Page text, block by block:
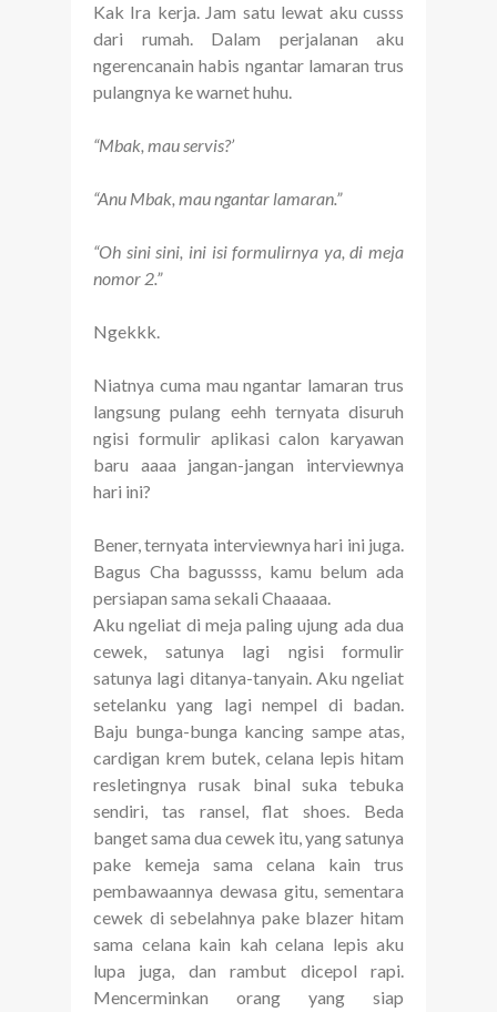
Kak Ira kerja. Jam satu lewat aku cusss
dari rumah. Dalam perjalanan aku
ngerencanain habis ngantar lamaran trus
pulangnya ke warnet huhu.
“Mbak, mau servis?’
“Anu Mbak, mau ngantar lamaran.”
“Oh sini sini, ini isi formulirnya ya, di meja
nomor 2.”
Ngekkk.
Niatnya cuma mau ngantar lamaran trus
langsung pulang eehh ternyata disuruh
ngisi formulir aplikasi calon karyawan
baru aaaa jangan-jangan interviewnya
hari ini?
Bener, ternyata interviewnya hari ini juga.
Bagus Cha bagussss, kamu belum ada
persiapan sama sekali Chaaaaa.
Aku ngeliat di meja paling ujung ada dua
cewek, satunya lagi ngisi formulir
satunya lagi ditanya-tanyain. Aku ngeliat
setelanku yang lagi nempel di badan.
Baju bunga-bunga kancing sampe atas,
cardigan krem butek, celana lepis hitam
resletingnya rusak binal suka tebuka
sendiri, tas ransel, flat shoes. Beda
banget sama dua cewek itu, yang satunya
pake kemeja sama celana kain trus
pembawaannya dewasa gitu, sementara
cewek di sebelahnya pake blazer hitam
sama celana kain kah celana lepis aku
lupa juga, dan rambut dicepol rapi.
Mencerminkan orang yang siap